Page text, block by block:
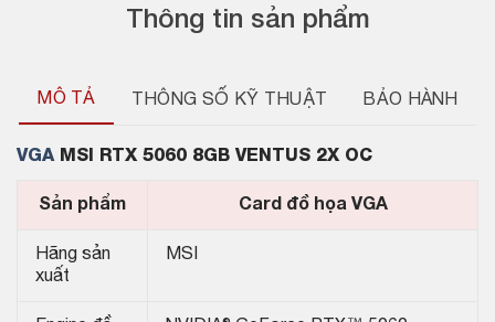
Thông tin sản phẩm
MÔ TẢ THÔNG SỐ KỸ THUẬT BẢO HÀNH
VGAMSI RTX 5060 8GB VENTUS 2X OC
Sản phẩm Card đồ họa VGA
Hãng sản
xuất
MSI